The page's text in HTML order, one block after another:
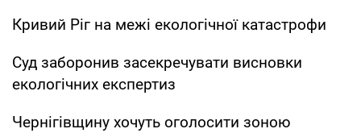
Кривий Ріг на межі екологічної катастрофи
Суд заборонив засекречувати висновки
екологічних експертиз
Чернігівщину хочуть оголосити зоною